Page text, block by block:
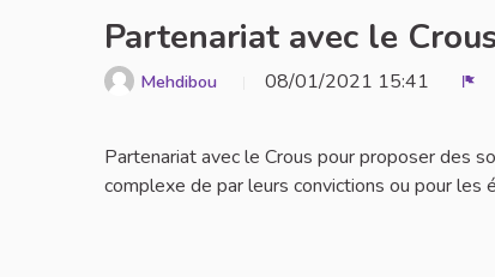
Partenariat avec le
Mehdibou 08/01/2021 15:41
Partenariat avec le Crous pour proposer des
complexe de par leurs convictions ou pour les